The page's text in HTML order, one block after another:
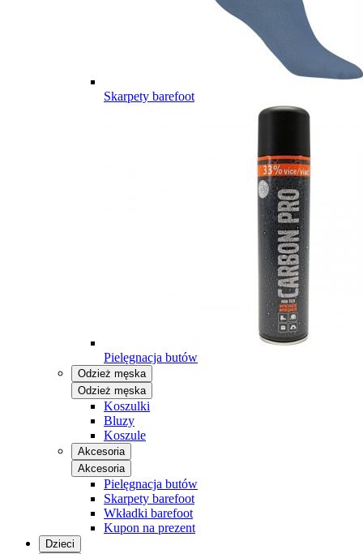
Skarpety barefoot
Pielęgnacja butów
Odzież męska
Odzież męska
Koszulki
Bluzy
Koszule
Akcesoria
Akcesoria
Pielęgnacja butów
Skarpety barefoot
Wkładki barefoot
Kupon na prezent
Dzieci